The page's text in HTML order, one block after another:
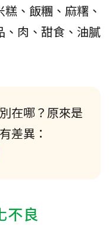
、飯糰、麻糬、
、肉、甜食、油膩
在哪？原來是
差異：
不良